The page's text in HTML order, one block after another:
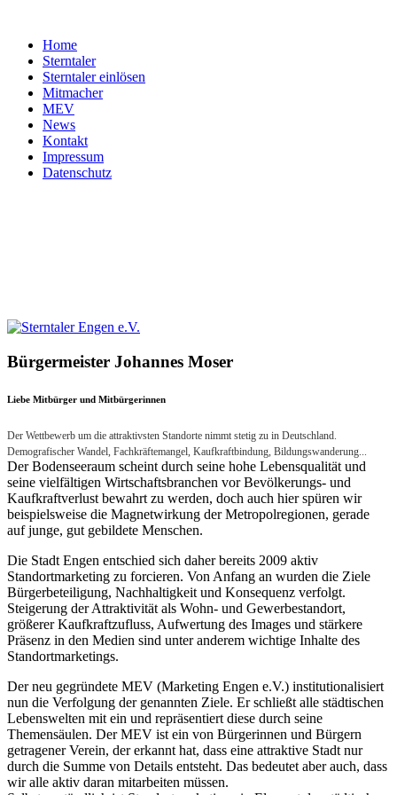
Home
Sterntaler
Sterntaler einlösen
Mitmacher
MEV
News
Kontakt
Impressum
Datenschutz
Bürgermeister Johannes Moser
Liebe Mitbürger und Mitbürgerinnen
Der Wettbewerb um die attraktivsten Standorte nimmt stetig zu in Deutschland.
Demografischer Wandel, Fachkräftemangel, Kaufkraftbindung, Bildungswanderung...
Der Bodenseeraum scheint durch seine hohe Lebensqualität und
seine vielfältigen Wirtschaftsbranchen vor Bevölkerungs- und
Kaufkraftverlust bewahrt zu werden, doch auch hier spüren wir
beispielsweise die Magnetwirkung der Metropolregionen, gerade
auf junge, gut gebildete Menschen.
Die Stadt Engen entschied sich daher bereits 2009 aktiv
Standortmarketing zu forcieren. Von Anfang an wurden die Ziele
Bürgerbeteiligung, Nachhaltigkeit und Konsequenz verfolgt.
Steigerung der Attraktivität als Wohn- und Gewerbestandort,
größerer Kaufkraftzufluss, Aufwertung des Images und stärkere
Präsenz in den Medien sind unter anderem wichtige Inhalte des
Standortmarketings.
Der neu gegründete MEV (Marketing Engen e.V.) institutionalisiert
nun die Verfolgung der genannten Ziele. Er schließt alle städtischen
Lebenswelten mit ein und repräsentiert diese durch seine
Themensäulen. Der MEV ist ein von Bürgerinnen und Bürgern
getragener Verein, der erkannt hat, dass eine attraktive Stadt nur
durch die Summe von Details entsteht. Das bedeutet aber auch, dass
wir alle aktiv daran mitarbeiten müssen.